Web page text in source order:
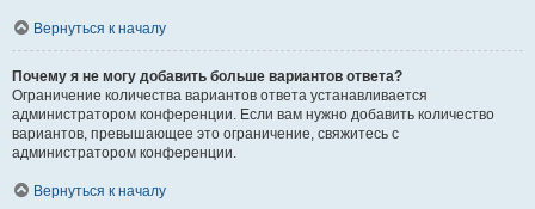
Вернуться к началу
Почему я не могу добавить больше вариантов ответа?
Ограничение количества вариантов ответа устанавливается
администратором конференции. Если вам нужно добавить количество
вариантов, превышающее это ограничение, свяжитесь с
администратором конференции.
Вернуться к началу